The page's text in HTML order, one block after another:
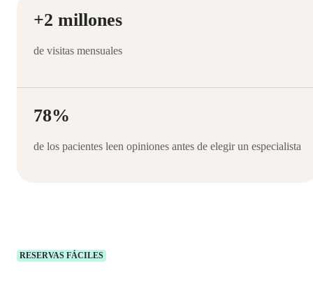
+2 millones
de visitas mensuales
78%
de los pacientes leen opiniones antes de elegir un especialista
RESERVAS FÁCILES